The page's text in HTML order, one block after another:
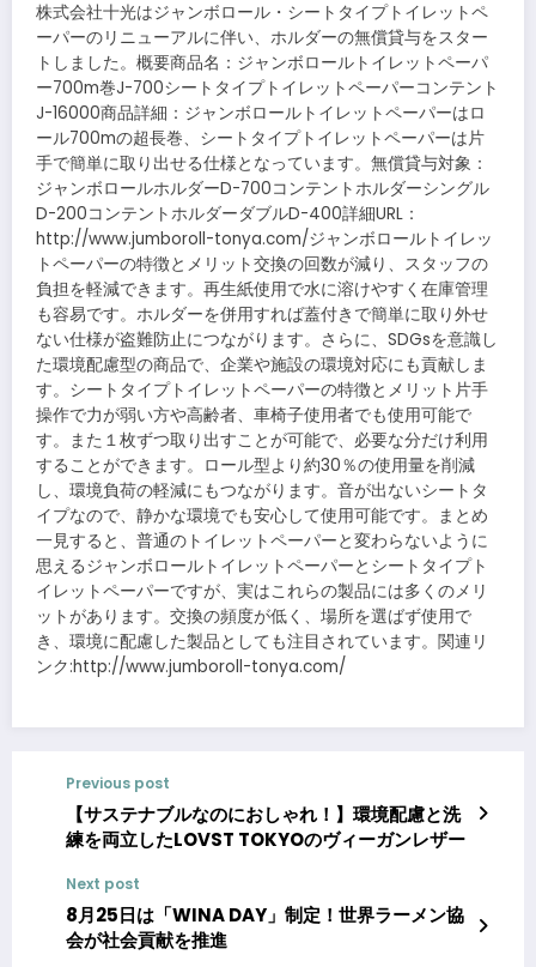
株式会社十光はジャンボロール・シートタイプトイレットペ
ーパーのリニューアルに伴い、ホルダーの無償貸与をスター
トしました。概要商品名：ジャンボロールトイレットペーパ
ー700m巻J-700シートタイプトイレットペーパーコンテント
J-16000商品詳細：ジャンボロールトイレットペーパーはロ
ール700mの超長巻、シートタイプトイレットペーパーは片
手で簡単に取り出せる仕様となっています。無償貸与対象：
ジャンボロールホルダーD-700コンテントホルダーシングル
D-200コンテントホルダーダブルD-400詳細URL：
http://www.jumboroll-tonya.com/ジャンボロールトイレッ
トペーパーの特徴とメリット交換の回数が減り、スタッフの
負担を軽減できます。再生紙使用で水に溶けやすく在庫管理
も容易です。ホルダーを併用すれば蓋付きで簡単に取り外せ
ない仕様が盗難防止につながります。さらに、SDGsを意識し
た環境配慮型の商品で、企業や施設の環境対応にも貢献しま
す。シートタイプトイレットペーパーの特徴とメリット片手
操作で力が弱い方や高齢者、車椅子使用者でも使用可能で
す。また１枚ずつ取り出すことが可能で、必要な分だけ利用
することができます。ロール型より約30％の使用量を削減
し、環境負荷の軽減にもつながります。音が出ないシートタ
イプなので、静かな環境でも安心して使用可能です。まとめ
一見すると、普通のトイレットペーパーと変わらないように
思えるジャンボロールトイレットペーパーとシートタイプト
イレットペーパーですが、実はこれらの製品には多くのメリ
ットがあります。交換の頻度が低く、場所を選ばず使用で
き、環境に配慮した製品としても注目されています。関連リ
ンク:http://www.jumboroll-tonya.com/
Previous post
【サステナブルなのにおしゃれ！】環境配慮と洗
練を両立したLOVST TOKYOのヴィーガンレザー
Next post
8月25日は「WINA DAY」制定！世界ラーメン協
会が社会貢献を推進